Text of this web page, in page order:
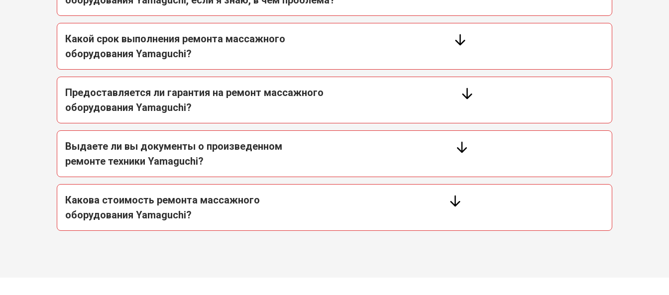
Какой срок выполнения ремонта массажного
оборудования Yamaguchi?
Предоставляется ли гарантия на ремонт массажного
оборудования Yamaguchi?
Выдаете ли вы документы о произведенном
ремонте техники Yamaguchi?
Какова стоимость ремонта массажного
оборудования Yamaguchi?